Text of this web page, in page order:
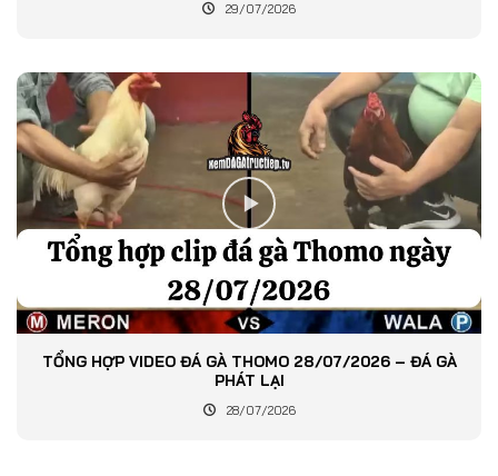
29/07/2026
TỔNG HỢP VIDEO ĐÁ GÀ THOMO 28/07/2026 – ĐÁ GÀ
PHÁT LẠI
28/07/2026